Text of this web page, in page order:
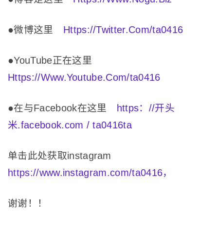
●微博这里 Https://Twitter.Com/ta0416
●YouTube正在这里
Https://Www.Youtube.Com/ta0416
●在与Facebook在这里 https：//开头
米.facebook.com / ta0416ta
单击此处获取instagram
https://www.instagram.com/ta0416，
谢谢！ ！